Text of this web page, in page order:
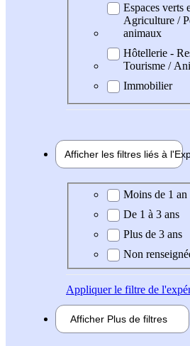
Espaces verts
Agriculture /
animaux
Hôtellerie -
Tourisme /
Immobilier
Afficher les filtres liés à l'
Expérience demandée
Moins de 1 an
De 1 à 3 ans
Plus de 3 ans
Non
Appliquerle filtre de
Afficher Plus de filtres